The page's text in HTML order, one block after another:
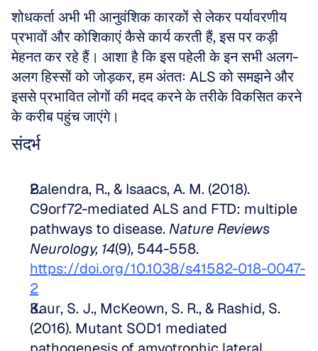
शोधकर्ता अभी भी आनुवंशिक कारकों से लेकर पर्यावरणीय
प्रभावों और कोशिकाएं कैसे कार्य करती हैं, इस पर कड़ी
मेहनत कर रहे हैं। आशा है कि इस पहेली के इन सभी अलग-
अलग हिस्सों को जोड़कर, हम अंततः ALS को समझने और
इससे प्रभावित लोगों की मदद करने के तरीके विकसित करने
के करीब पहुंच जाएंगे।
संदर्भ
Balendra, R., & Isaacs, A. M. (2018).
C9orf72-mediated ALS and FTD: multiple
pathways to disease. Nature Reviews
Neurology, 14
https://doi.org/10.1038/s41582-018-0047-
2
Kaur, S. J., McKeown, S. R., & Rashid, S.
(2016). Mutant SOD1 mediated